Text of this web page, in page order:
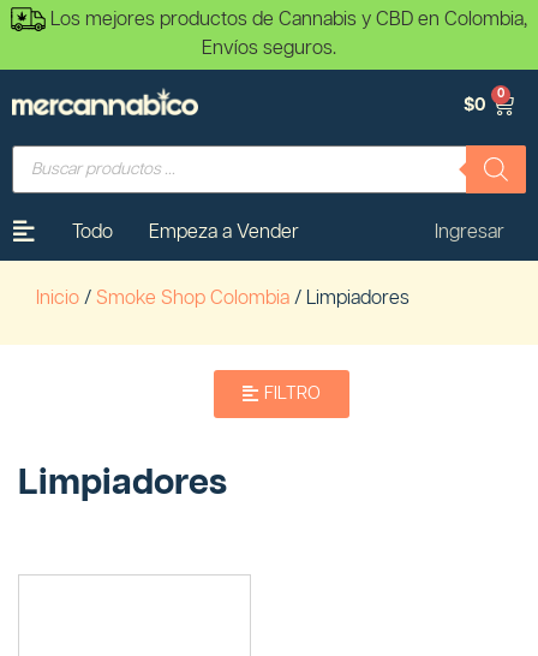
Los mejores productos de Cannabis y CBD en Colombia,
Envíos seguros.
$0
0
Todo Empeza a Vender Ingresar
Inicio / Smoke Shop Colombia / Limpiadores
FILTRO
Limpiadores